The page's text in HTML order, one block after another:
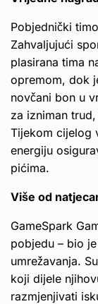
Pobjednički
Zahvaljujući
plasirana tima
opremom, dok
novčani bon u
za izniman
Tijekom cijelog
energiju
pićima.
Više od
GameSpark
pobjedu – bio
umrežavanja.
koji dijele
razmjenjivati